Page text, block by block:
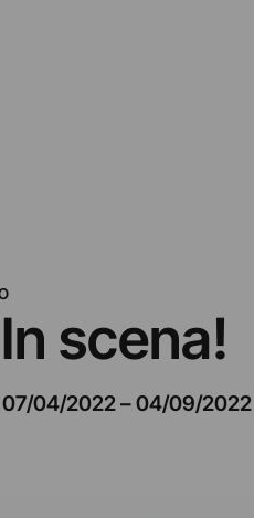
scena!
07/04/2022–04/09/2022